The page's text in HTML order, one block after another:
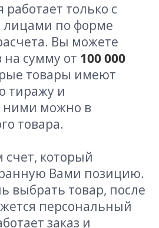
только с
по форме
Вы можете
на сумму от 100 000
товары имеют
тиражу и
ними можно в
товара.
который
Вами позицию.
выбрать товар, после
персональный
заказ и